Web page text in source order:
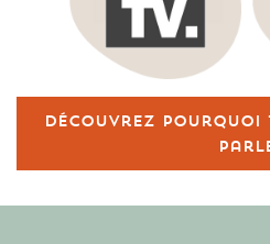
Découvrez pourquoi